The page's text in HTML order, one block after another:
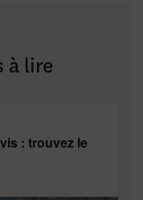
à lire
: trouvez le